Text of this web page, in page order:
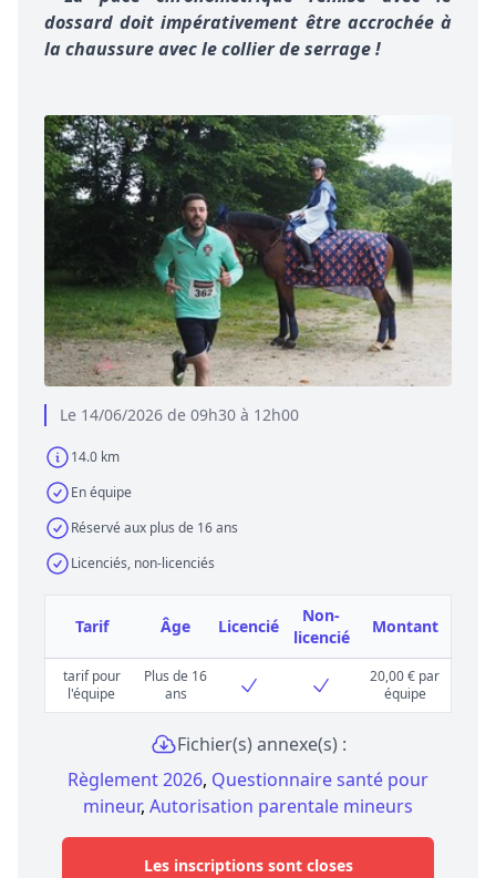
Le 14/06/2026 de 09h30 à 12h00
14.0 km
En équipe
Réservé aux plus de 16 ans
Licenciés, non-licenciés
dossard doit impérativement être accrochée à
la chaussure avec le collier de serrage !
Tarif Âge Licencié
Non-
licencié
Montant
tarif pour
l'équipe
Plus de 16
ans
20,00 € par
équipe
Fichier(s) annexe(s) :
Règlement 2026, Questionnaire santé pour
mineur, Autorisation parentale mineurs
Les inscriptions sont closes